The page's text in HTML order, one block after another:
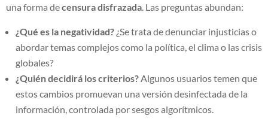
una forma decensura disfrazada . Las preguntas abundan:
¿Qué es la negatividad? ¿Se trata de denunciar injusticias o
abordar temas complejos como la política, el clima o las crisis
globales?
¿Quién decidirá los criterios? Algunos usuarios temen que
estos cambios promuevan una versión desinfectada de la
información, controlada por sesgos algorítmicos.